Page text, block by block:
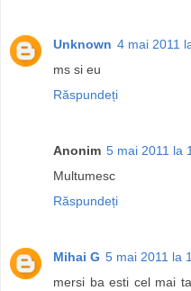
Unknown 4 mai 2011
ms si eu
Răspundeți
Anonim 5 mai 2011 la
Multumesc
Răspundeți
Mihai G 5 mai 2011 la
mersi ba esti cel mai